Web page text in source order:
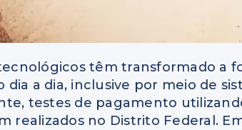
têm transformado a
dia a dia, inclusive por meio de
testes de pagamento
realizados no Distrito Federal.